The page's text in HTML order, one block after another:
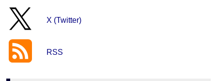
X (Twitter)
RSS